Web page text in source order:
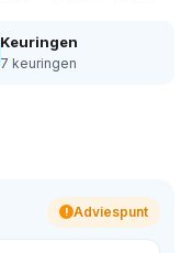
Keuringen
7 keuringen
! Adviespunt